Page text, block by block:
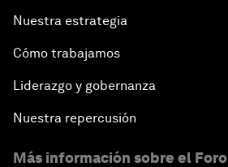
Nuestra estrategia
Cómo trabajamos
Liderazgo y gobernanza
Nuestra repercusión
Más información sobre el Foro